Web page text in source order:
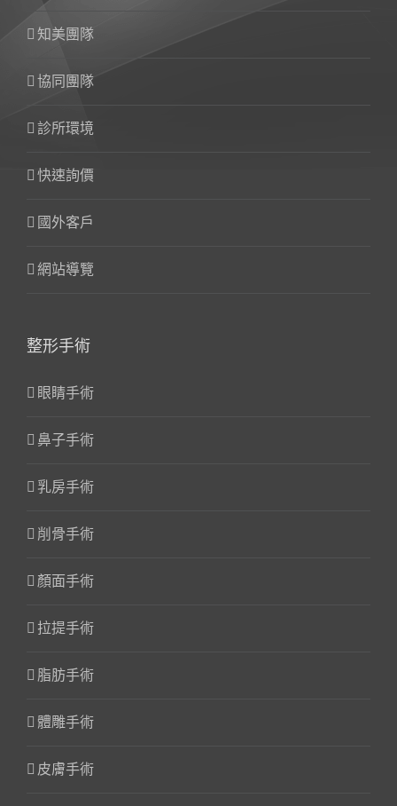
知美團隊
協同團隊
診所環境
快速詢價
國外客戶
網站導覽
整形手術
眼睛手術
鼻子手術
乳房手術
削骨手術
顏面手術
拉提手術
脂肪手術
體雕手術
皮膚手術